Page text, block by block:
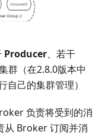
Producer、若干
群（在2.8.0版本中
自己的集群管理）
负责将受到的消
从 Broker 订阅并消